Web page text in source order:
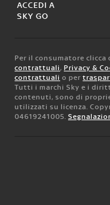
ACCEDI A
SKY GO
Per il consumatore clicca
contrattuali, Privacy &
contrattuali o per
Tutti i marchi Sky e i
contenuti, sono di
utilizzati su licenza.
04619241005.